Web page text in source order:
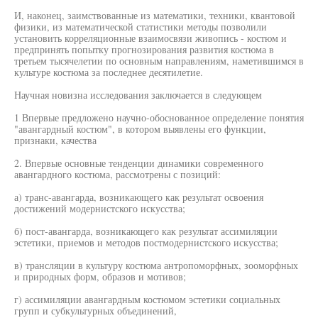
И, наконец, заимствованные из математики, техники, квантовой
физики, из математической статистики методы позволили
установить корреляционные взаимосвязи живопись - костюм и
предпринять попытку прогнозирования развития костюма в
третьем тысячелетии по основным направлениям, наметившимся в
культуре костюма за последнее десятилетие.
Научная новизна исследования заключается в следующем
1 Впервые предложено научно-обоснованное определение понятия
"авангардный костюм", в котором выявлены его функции,
признаки, качества
2. Впервые основные тенденции динамики современного
авангардного костюма, рассмотрены с позиций:
а) транс-авангарда, возникающего как результат освоения
достижений модернистского искусства;
б) пост-авангарда, возникающего как результат ассимиляции
эстетики, приемов и методов постмодернистского искусства;
в) трансляции в культуру костюма антропоморфных, зооморфных
и природных форм, образов и мотивов;
г) ассимиляции авангардным костюмом эстетики социальных
групп и субкультурных объединений,